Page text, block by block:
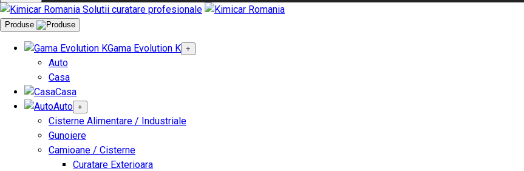
Produse
Gama Evolution K +
Auto
Casa
Casa
Auto +
Cisterne Alimentare / Industriale
Gunoiere
Camioane / Cisterne
Curatare Exterioara